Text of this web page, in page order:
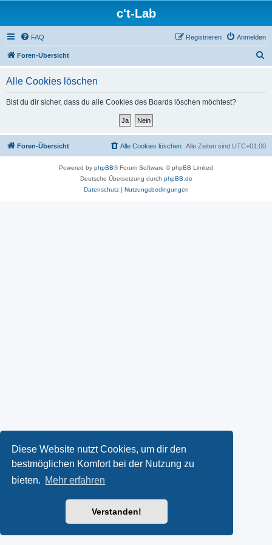
Diese Website nutzt Cookies, um dir den
bestmöglichen Komfort bei der Nutzung zu
bieten. Mehr erfahren
Verstanden!
c't-Lab
FAQ Anmelden
Registrieren
Foren-Übersicht
Alle Cookies löschen
Bist du dir sicher, dass du alle Cookies des Boards löschen möchtest?
Foren-Übersicht Alle Zeiten sind UTC+01:00
Alle Cookies löschen
Powered by phpBB® Forum Software © phpBB Limited
Deutsche Übersetzung durch phpBB.de
Datenschutz| Nutzungsbedingungen